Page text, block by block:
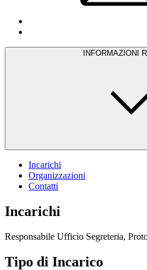
INFORMAZIONI
Incarichi
Organizzazioni
Contatti
Incarichi
Responsabile Ufficio Segreteria,
Tipo di Incarico